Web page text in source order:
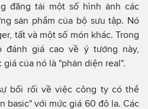
đăng tải một số hình ảnh các
sản phẩm của bộ sưu tập. Nó
tất và một số món khác. Trong
đánh giá cao về ý tưởng này,
của nó là "phản diện real".
bối rối về việc công ty có thể
basic" với mức giá 60 đô la. Các